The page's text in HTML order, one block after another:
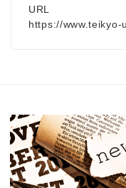
URL
https://